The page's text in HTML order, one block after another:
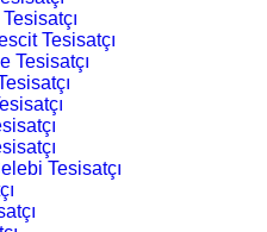
Tesisatçı
Tesisatçı
Tesisatçı